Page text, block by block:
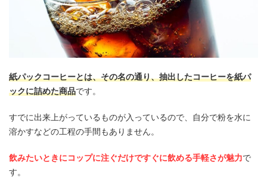
紙パックコーヒーとは、その名の通り、抽出したコーヒーを紙パ
ックに詰めた商品です。
すでに出来上がっているものが入っているので、自分で粉を水に
溶かすなどの工程の手間もありません。
飲みたいときにコップに注ぐだけですぐに飲める手軽さが魅力で
す。